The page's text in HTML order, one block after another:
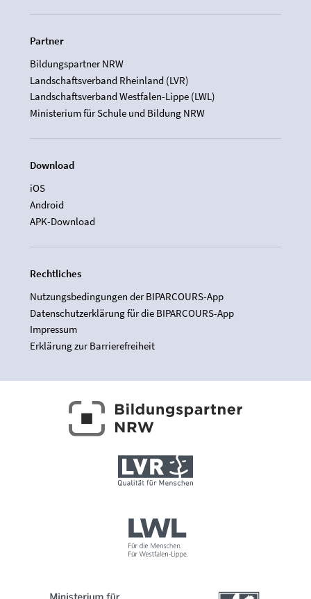
Partner
Bildungspartner NRW
Landschaftsverband Rheinland (LVR)
Landschaftsverband Westfalen-Lippe (LWL)
Ministerium für Schule und Bildung NRW
Download
iOS
Android
APK-Download
Rechtliches
Nutzungsbedingungen der BIPARCOURS-App
Datenschutzerklärung für die BIPARCOURS-App
Impressum
Erklärung zur Barrierefreiheit